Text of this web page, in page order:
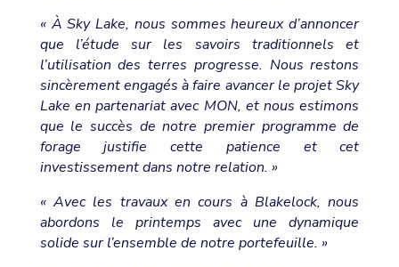
« À Sky Lake, nous sommes heureux d’annoncer
que l’étude sur les savoirs traditionnels et
l’utilisation des terres progresse. Nous restons
sincèrement engagés à faire avancer le projet Sky
Lake en partenariat avec MON, et nous estimons
que le succès de notre premier programme de
forage justifie cette patience et cet
investissement dans notre relation. »
« Avec les travaux en cours à Blakelock, nous
abordons le printemps avec une dynamique
solide sur l’ensemble de notre portefeuille. »